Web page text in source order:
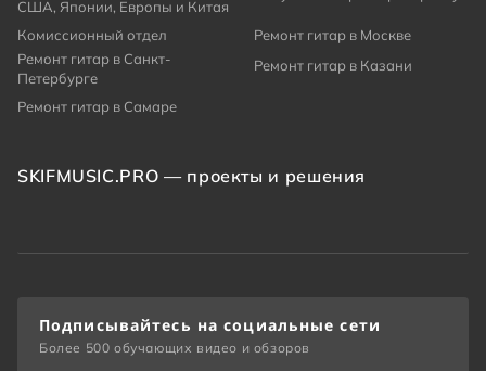
США, Японии, Европы и Китая
Комиссионный отдел
Ремонт гитар в Москве
Ремонт гитар в Санкт-
Петербурге
Ремонт гитар в Казани
Ремонт гитар в Самаре
SKIFMUSIC.PRO — проекты и решения
Подписывайтесь на социальные сети
Более 500 обучающих видео и обзоров